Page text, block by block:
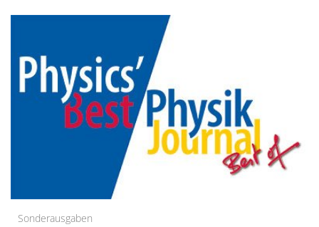
Sonderausgaben